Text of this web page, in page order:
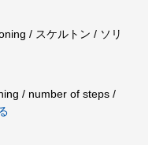
/ スケルトン / ソリ
/ number of steps /